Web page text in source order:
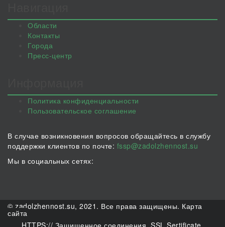
Области
Контакты
Города
Пресс-центр
Политика конфиденциальности
Пользовательское соглашение
В случае возникновения вопросов обращайтесь в службу
поддержки клиентов по почте: fssp@zadolzhennost.su
Мы в социальных сетях:
© zadolzhennost.su, 2021. Все права защищены. Карта
сайта
HTTPS:// Защищенное соединения. SSL Sertificate.